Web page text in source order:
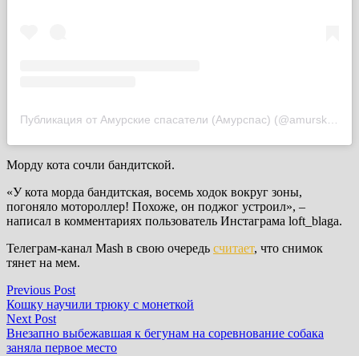
Морду кота сочли бандитской.
«У кота морда бандитская, восемь ходок вокруг зоны,
погоняло мотороллер! Похоже, он поджог устроил», –
написал в комментариях пользователь Инстаграма loft_blaga.
Телеграм-канал Mash в свою очередь считает, что снимок
тянет на мем.
Post
navigation
Previous PostPrevious
post:
Кошку научили трюку с монеткой
Next PostNext
post:
Внезапно выбежавшая к бегунам на соревнование собака
заняла первое место